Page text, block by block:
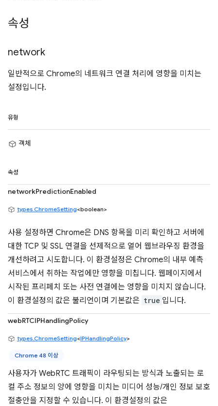
속성
network
일반적으로 Chrome의 네트워크 연결 처리에 영향을 미치는
설정입니다.
유형
객체
속성
networkPredictionEnabled
types.ChromeSetting<boolean>
사용 설정하면 Chrome은 DNS 항목을 미리 확인하고 서버에
대한 TCP 및 SSL 연결을 선제적으로 열어 웹브라우징 환경을
개선하려고 시도합니다. 이 환경설정은 Chrome의 내부 예측
서비스에서 취하는 작업에만 영향을 미칩니다. 웹페이지에서
시작된 프리페치 또는 사전 연결에는 영향을 미치지 않습니다.
이 환경설정의 값은 불리언이며 기본값은 true 입니다.
webRTCIPHandlingPolicy
types.ChromeSetting<IPHandlingPolicy>
Chrome 48 이상
사용자가 WebRTC 트래픽이 라우팅되는 방식과 노출되는 로
컬 주소 정보의 양에 영향을 미치는 미디어 성능/개인 정보 보호
절충안을 지정할 수 있습니다. 이 환경설정의 값은